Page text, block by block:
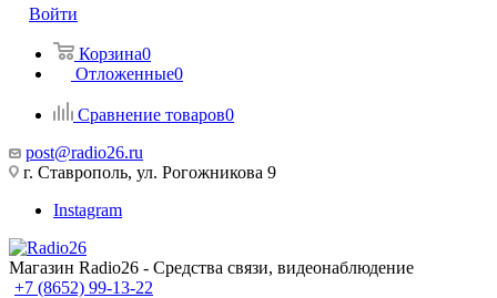
Войти
Корзина0
Отложенные0
Сравнение товаров0
post@radio26.ru
г. Ставрополь, ул. Рогожникова 9
Instagram
Магазин Radio26 - Средства связи, видеонаблюдение
+7 (8652) 99-13-22